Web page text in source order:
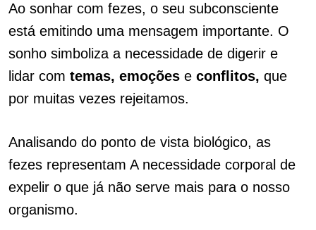
Ao sonhar com fezes, o seu subconsciente
está emitindo uma mensagem importante. O
sonho simboliza a necessidade de digerir e
lidar com temas, emoções e conflitos, que
por muitas vezes rejeitamos.
Analisando do ponto de vista biológico, as
fezes representam A necessidade corporal de
expelir o que já não serve mais para o nosso
organismo.